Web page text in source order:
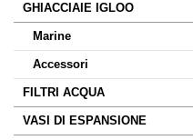
GHIACCIAIE IGLOO
Marine
Accessori
FILTRI ACQUA
VASI DI ESPANSIONE